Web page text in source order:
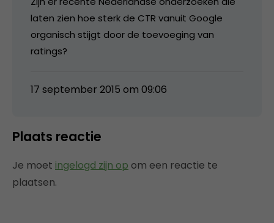
laten zien hoe sterk de CTR vanuit Google
organisch stijgt door de toevoeging van
ratings?
17 september 2015 om 09:06
Plaats reactie
Je moet ingelogd zijn op om een reactie te
plaatsen.